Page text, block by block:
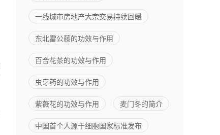
一线城市房地产大宗交易持续回暖
东北雷公藤的功效与作用
百合花茶的功效与作用
虫牙药的功效与作用
紫薇花的功效与作用 麦门冬的简介
中国首个人源干细胞国家标准发布